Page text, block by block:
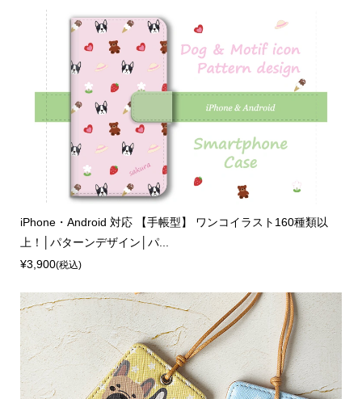
iPhone・Android 対応 【手帳型】 ワンコイラスト160種類以
上！│パターンデザイン│パ...
¥3,900(税込)